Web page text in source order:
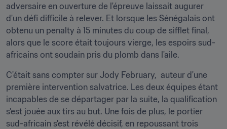
adversaire en ouverture de l'épreuve laissait augurer
d'un défi difficile à relever. Et lorsque les Sénégalais ont
obtenu un penalty à 15 minutes du coup de sifflet final,
alors que le score était toujours vierge, les espoirs sud-
africains ont soudain pris du plomb dans l'aile.
C'était sans compter sur Jody February,  auteur d'une
première intervention salvatrice. Les deux équipes étant
incapables de se départager par la suite, la qualification
s'est jouée aux tirs au but. Une fois de plus, le portier
sud-africain s'est révélé décisif, en repoussant trois